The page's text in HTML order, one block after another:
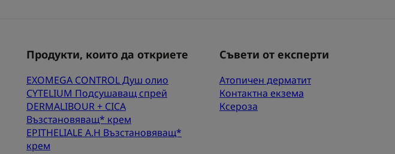
Продукти, които да откриете
EXOMEGA CONTROL Душ олио
CYTELIUM Подсушаващ спрей
DERMALIBOUR + CICA
Възстановяващ* крем
EPITHELIALE A.H Възстановяващ*
крем
Съвети от експерти
Атопичен дерматит
Контактна екзема
Ксероза